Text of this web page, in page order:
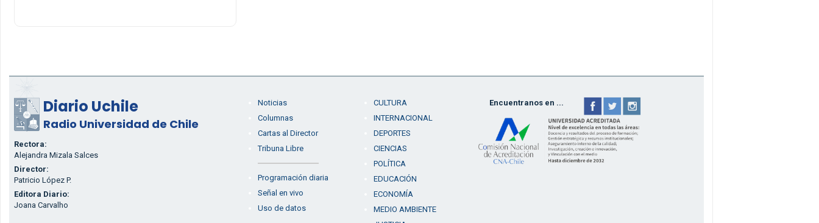
Diario Uchile
Radio Universidad de Chile
Rectora:
Alejandra Mizala Salces
Director:
Patricio López P.
Editora Diario:
Joana Carvalho
Noticias
Columnas
Cartas al Director
Tribuna Libre
Programación diaria
Señal en vivo
Uso de datos
CULTURA
INTERNACIONAL
DEPORTES
CIENCIAS
POLÍTICA
EDUCACIÓN
ECONOMÍA
MEDIO AMBIENTE
Encuentranos en ...